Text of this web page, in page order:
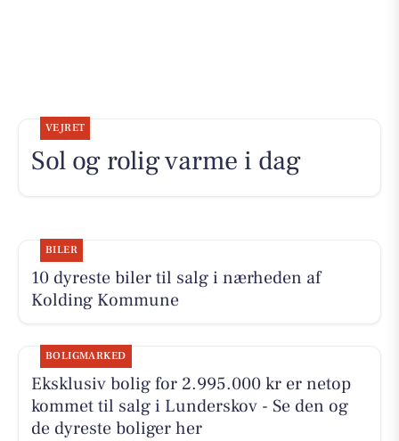
VEJRET
Sol og rolig varme i dag
BILER
10 dyreste biler til salg i nærheden af
Kolding Kommune
BOLIGMARKED
Eksklusiv bolig for 2.995.000 kr er netop
kommet til salg i Lunderskov - Se den og
de dyreste boliger her